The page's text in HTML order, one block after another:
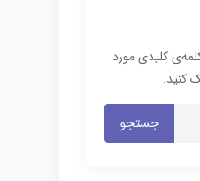
کلیدی مورد
کنید.
جستجو